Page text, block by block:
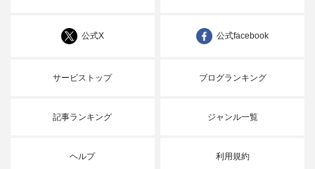
公式X 公式facebook
サービストップ ブログランキング
記事ランキング ジャンル一覧
ヘルプ 利用規約